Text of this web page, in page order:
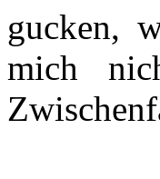
gucken,
mich